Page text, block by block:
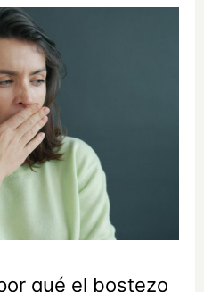
qué el bostezo